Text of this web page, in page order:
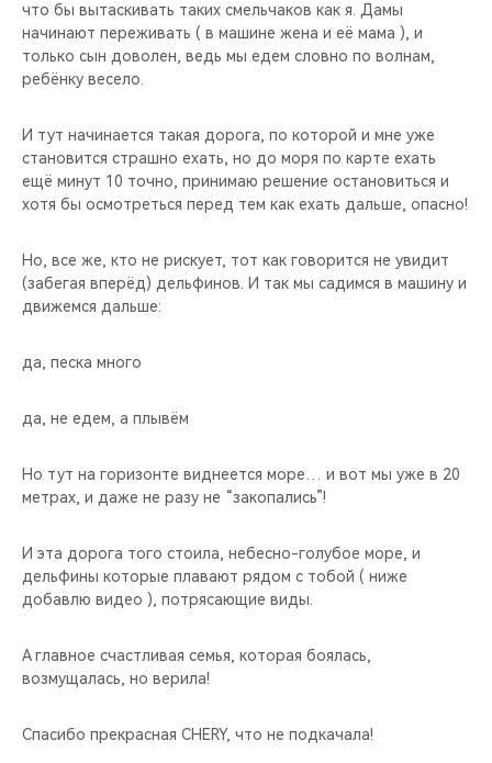
что бы вытаскивать таких смельчаков как я. Дамы
начинают переживать ( в машине жена и её мама ), и
только сын доволен, ведь мы едем словно по волнам,
ребёнку весело.
И тут начинается такая дорога, по которой и мне уже
становится страшно ехать, но до моря по карте ехать
ещё минут 10 точно, принимаю решение остановиться и
хотя бы осмотреться перед тем как ехать дальше, опасно!
Но, все же, кто не рискует, тот как говорится не увидит
(забегая вперёд) дельфинов. И так мы садимся в машину и
движемся дальше:
да, песка много
да, не едем, а плывём
Но тут на горизонте виднеется море… и вот мы уже в 20
метрах, и даже не разу не “закопались”!
И эта дорога того стоила, небесно-голубое море, и
дельфины которые плавают рядом с тобой ( ниже
добавлю видео ), потрясающие виды.
А главное счастливая семья, которая боялась,
возмущалась, но верила!
Спасибо прекрасная CHERY, что не подкачала!